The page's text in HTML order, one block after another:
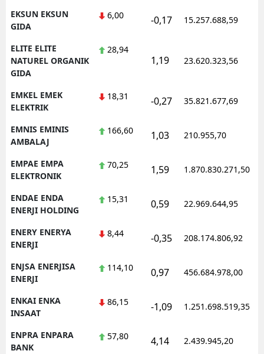
EKSUN EKSUN
GIDA
6,00 -0,17 15.257.688,59
ELITE ELITE
NATUREL ORGANIK
GIDA
28,94
1,19 23.620.323,56
EMKEL EMEK
ELEKTRIK
18,31 -0,27 35.821.677,69
EMNIS EMINIS
AMBALAJ
166,60 1,03 210.955,70
EMPAE EMPA
ELEKTRONIK
70,25 1,59 1.870.830.271,50
ENDAE ENDA
ENERJI HOLDING
15,31 0,59 22.969.644,95
ENERY ENERYA
ENERJI
8,44 -0,35 208.174.806,92
ENJSA ENERJISA
ENERJI
114,10 0,97 456.684.978,00
ENKAI ENKA
INSAAT
86,15 -1,09 1.251.698.519,35
ENPRA ENPARA
BANK
57,80 4,14 2.439.945,20